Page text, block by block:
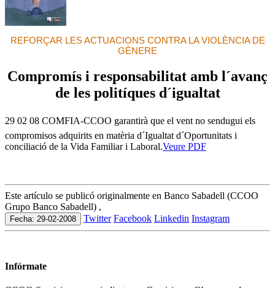
REFORÇAR LES ACTUACIONS CONTRA LA VIOLÈNCIA DE
GÈNERE
Compromís i responsabilitat amb l´avanç
de les politíques d´igualtat
29 02 08 COMFIA-CCOO garantirà que el vent no sendugui els
compromisos adquirits en matèria d´Igualtat d´Oportunitats i
conciliació de la Vida Familiar i Laboral.Veure PDF
Este artículo se publicó originalmente en Banco Sabadell (CCOO
Grupo Banco Sabadell) ,
Fecha: 29-02-2008 Twitter Facebook Linkedin Instagram
Infórmate